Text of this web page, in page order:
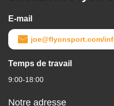
E-mail
joe@flyonsport.com/
Temps de travail
9:00-18:00
Notre adresse